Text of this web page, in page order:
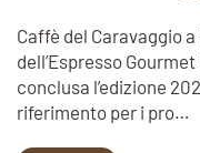
Caffè del Caravaggio
dell’Espresso
conclusa l’edizione
riferimento per i pro…